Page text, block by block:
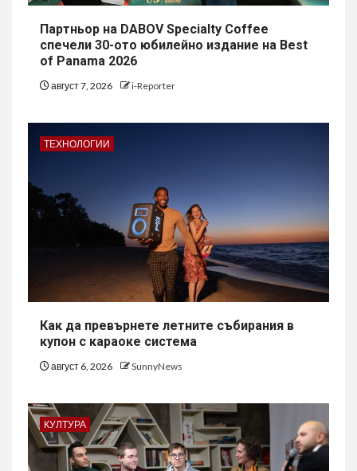
Партньор на DABOV Specialty Coffee
спечели 30-ото юбилейно издание на Best
of Panama 2026
август 7, 2026 i-Reporter
ТЕХНОЛОГИИ
Как да превърнете летните събирания в
купон с караоке система
август 6, 2026 SunnyNews
КУЛТУРА